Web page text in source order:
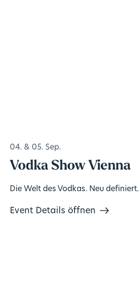
04. & 05. Sep.
Vodka Show Vienna
Die Welt des Vodkas. Neu definiert.
Event Details öffnen